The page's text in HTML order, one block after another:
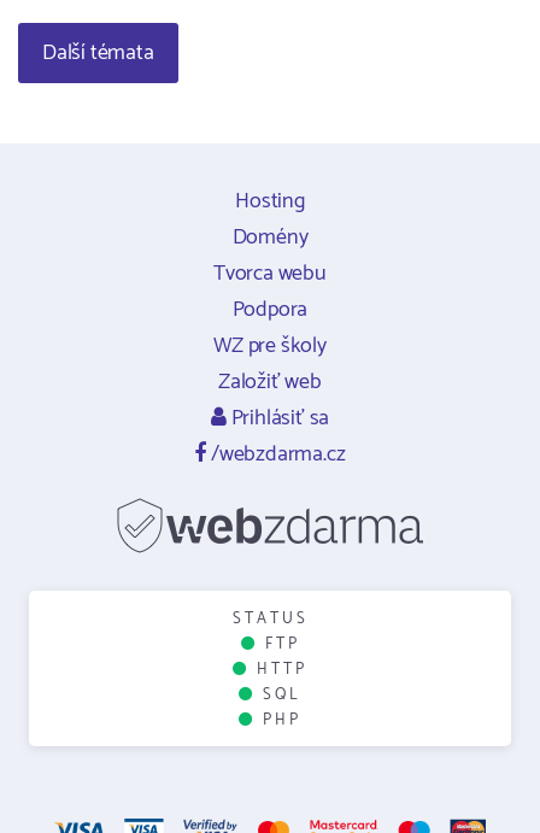
Další témata
Hosting
Domény
Tvorca webu
Podpora
WZ pre školy
Založiť web
Prihlásiť sa
/webzdarma.cz
STATUS
FTP
HTTP
SQL
PHP